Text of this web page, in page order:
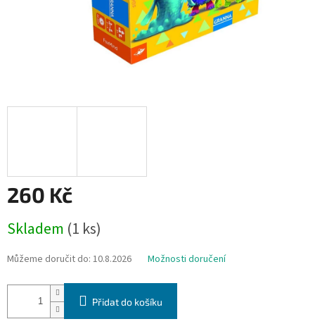
260 Kč
cena:
Skladem (1 ks)
Můžeme doručit do: 10.8.2026 Možnosti doručení
Přidat do košíku